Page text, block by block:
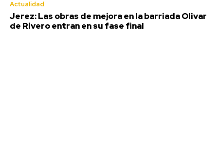
Actualidad
Jerez: Las obras de mejora en la barriada Olivar
de Rivero entran en su fase final